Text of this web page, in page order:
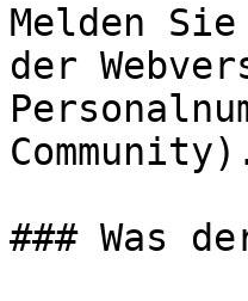
Melden
der
### Was